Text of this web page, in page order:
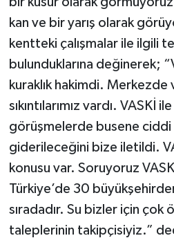
kan ve bir yarış olarak
kentteki çalışmalar ile ilgili
bulunduklarına değinerek;
kuraklık hakimdi. Merkezde
sıkıntılarımız vardı. VASKİ
görüşmelerde busene ciddi
giderileceğini bize iletildi.
konusu var. Soruyoruz
Türkiye’de 30
sıradadır. Su bizler için çok
taleplerinin takipçisiyiz.”